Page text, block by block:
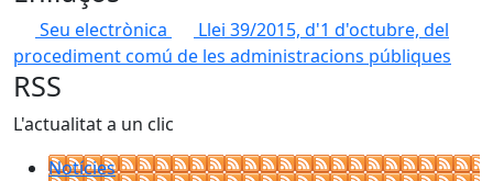
Seu electrònica
Llei 39/2015, d'1 d'octubre, del
procediment comú de les administracions públiques
RSS
L'actualitat a un clic
Notícies